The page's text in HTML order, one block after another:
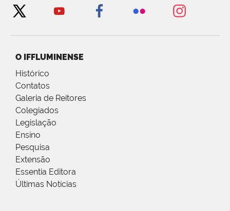
O IFFLUMINENSE
Histórico
Contatos
Galeria de Reitores
Colegiados
Legislação
Ensino
Pesquisa
Extensão
Essentia Editora
Últimas Notícias